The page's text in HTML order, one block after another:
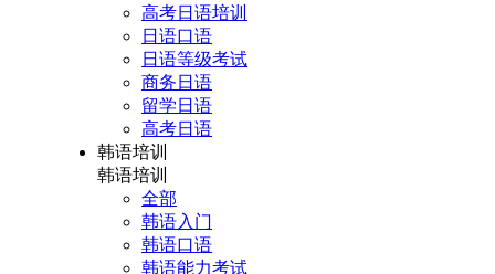
高考日语培训
日语口语
日语等级考试
商务日语
留学日语
高考日语
韩语培训
韩语培训
全部
韩语入门
韩语口语
韩语能力考试